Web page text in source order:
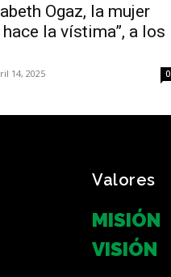
Ogaz, la mujer
la vístima”, a los
14, 2025 0
Valores
MISIÓN
VISIÓN